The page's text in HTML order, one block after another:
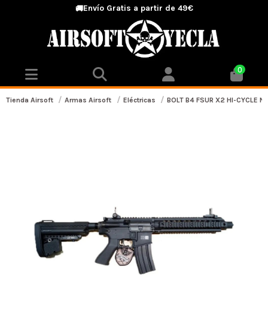
🚚Envío Gratis a partir de 49€
0
Tienda Airsoft Armas Airsoft Eléctricas BOLT B4 FSUR X2 HI-CYCLE